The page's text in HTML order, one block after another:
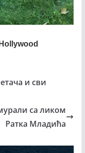
и сви
са ликом
Ратка Младића